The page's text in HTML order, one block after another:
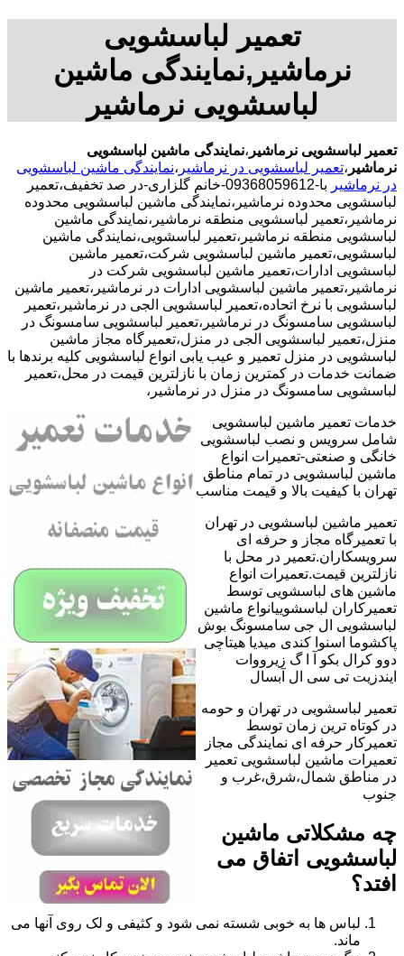
تعمیر لباسشویی
نرماشیر,نمایندگی ماشین
لباسشویی نرماشیر
تعمیر لباسشویی نرماشیر ،نمایندگی ماشین لباسشویی
نرماشیر ،تعمیر لباسشویی در نرماشیر ،نمایندگی ماشین لباسشویی
در نرماشیر
با-09368059612-خانم گلزاری-در صد تخفیف،تعمیر
لباسشویی محدوده نرماشیر،نمایندگی ماشین لباسشویی محدوده
نرماشیر،تعمیر لباسشویی منطقه نرماشیر،نمایندگی ماشین
لباسشویی منطقه نرماشیر،تعمیر لباسشویی،نمایندگی ماشین
لباسشویی،تعمیر ماشین لباسشویی شرکت،تعمیر ماشین
لباسشویی ادارات،تعمیر ماشین لباسشویی شرکت در
نرماشیر،تعمیر ماشین لباسشویی ادارات در نرماشیر،تعمیر ماشین
لباسشویی با نرخ اتحاده،تعمیر لباسشویی الجی در نرماشیر،تعمیر
لباسشویی سامسونگ در نرماشیر،تعمیر لباسشویی سامسونگ در
منزل،تعمیر لباسشویی الجی در منزل،تعمیرگاه مجاز ماشین
لباسشویی در منزل تعمیر و عیب یابی انواع لباسشویی کلیه برندها با
ضمانت خدمات در کمترین زمان با نازلترین قیمت در محل،تعمیر
لباسشویی سامسونگ در منزل در نرماشیر،
خدمات تعمیر ماشین لباسشویی
شامل سرویس و نصب لباسشویی
خانگی و صنعتی-تعمیرات انواع
ماشین لباسشویی در تمام مناطق
تهران با کیفیت بالا و قیمت مناسب
تعمیر ماشین لباسشویی در تهران
با تعمیرگاه مجاز و حرفه ای
سرویسکاران.تعمیر در محل با
نازلترین قیمت.تعمیرات انواع
ماشین های لباسشویی توسط
تعمیرکاران لباسشوییانواع ماشین
لباسشویی ال جی سامسونگ بوش
پاکشوما اسنوا کندی میدیا هیتاچی
دوو کرال بکو آ ا گ زیرووات
ایندزیت تی سی ال آبسال
تعمیر لباسشویی در تهران و حومه
در کوتاه ترین زمان توسط
تعمیرکار حرفه ای نمایندگی مجاز
تعمیرات ماشین لباسشویی تعمیر
در مناطق شمال،شرق،غرب و
جنوب
چه مشکلاتی ماشین
لباسشویی اتفاق می
افتد؟
لباس ها به خوبی شسته نمی شود و کثیفی و لک روی آنها می
ماند.